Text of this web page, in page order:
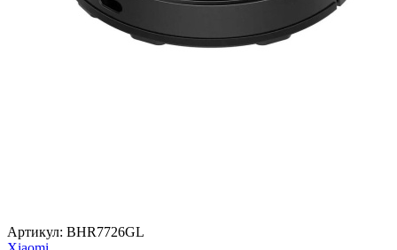
Артикул: BHR7726GL